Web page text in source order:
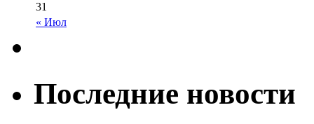
« Июл
31
Последние новости